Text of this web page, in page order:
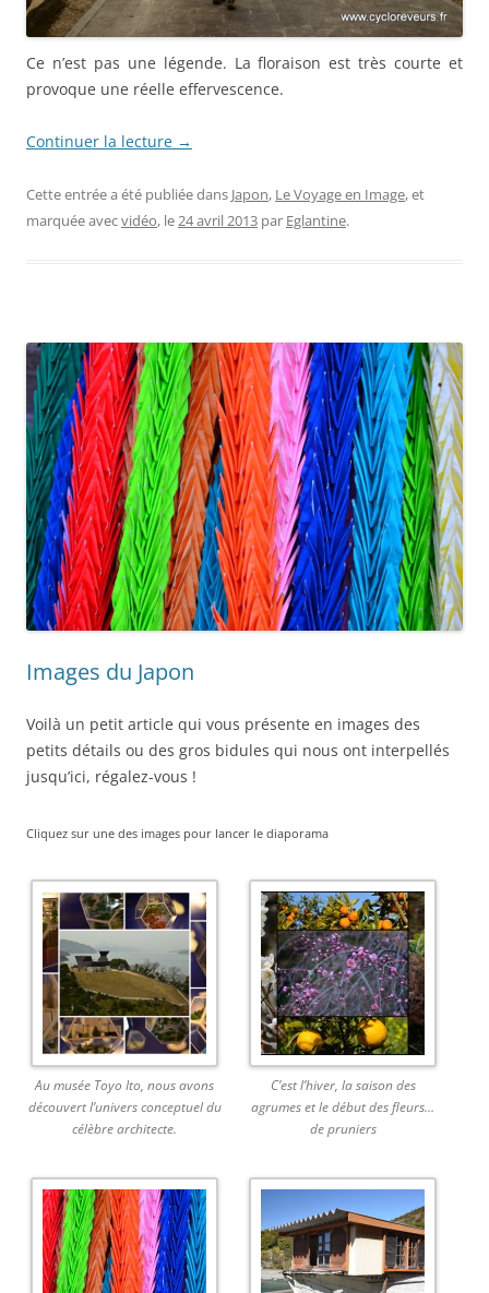
Ce n’est pas une légende. La floraison est très courte et
provoque une réelle effervescence.
Continuer la lecture →
Cette entrée a été publiée dans Japon, Le Voyage en Image, et
marquée avecvidéo, le24 avril 2013 par Eglantine.
Images du Japon
Voilà un petit article qui vous présente en images des
petits détails ou des gros bidules qui nous ont interpellés
jusqu’ici, régalez-vous !
Cliquez sur une des images pour lancer le diaporama
Au musée Toyo Ito, nous avons
découvert l’univers conceptuel du
célèbre architecte.
C’est l’hiver, la saison des
agrumes et le début des fleurs…
de pruniers